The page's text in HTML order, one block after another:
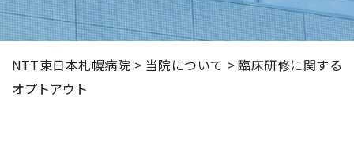
採用情報
NTT東日本札幌病院 > 当院について >臨床研修に関する
オプトアウト